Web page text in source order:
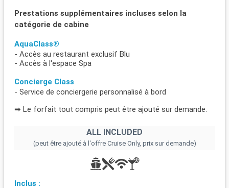
Prestations supplémentaires incluses selon la
catégorie de cabine
AquaClass®
- Accès au restaurant exclusif Blu
- Accès à l'espace Spa
Concierge Class
- Service de conciergerie personnalisé à bord
➡ Le forfait tout compris peut être ajouté sur demande.
ALL INCLUDED
(peut être ajouté à l'offre Cruise Only, prix sur demande)
Inclus :